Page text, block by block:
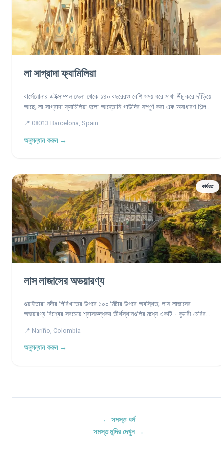
লা সাগ্রাদা ফ্যামিলিয়া
বার্সেলোনার এইক্সাম্পল জেলা থেকে ১৪০ বছরেরও বেশি সময় ধরে মাথা উঁচু করে দাঁড়িয়ে
আছে, লা সাগ্রাদা ফ্যামিলিয়া হলো আন্তোনি গাউদির সম্পূর্ণ করা এক অসাধারণ শিল্পকর্ম
রূপান্তরিত হয় এবং জ্যামিতি ধর্মতত্ত্বে পরিণত হয়।
📍 08013 Barcelona, Spain
অনুসন্ধান করুন →
কার্যরত
লাস লাজাসের অভয়ারণ্য
গুয়াইতারা নদীর গিরিখাতের উপরে ১০০ মিটার উপরে অবস্থিত, লাস লাজাসের
অভয়ারণ্য বিশ্বের সবচেয়ে শ্বাসরুদ্ধকর তীর্থস্থানগুলির মধ্যে একটি - কুমারী মেরির
মধ্যে নির্মিত গথিক রিভাইভাল বিস্ময়।
📍 Nariño, Colombia
অনুসন্ধান করুন →
← সমস্ত ধর্ম
সমস্ত মন্দির দেখুন →